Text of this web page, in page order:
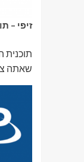
זיפי –
תוכנית
שאתה